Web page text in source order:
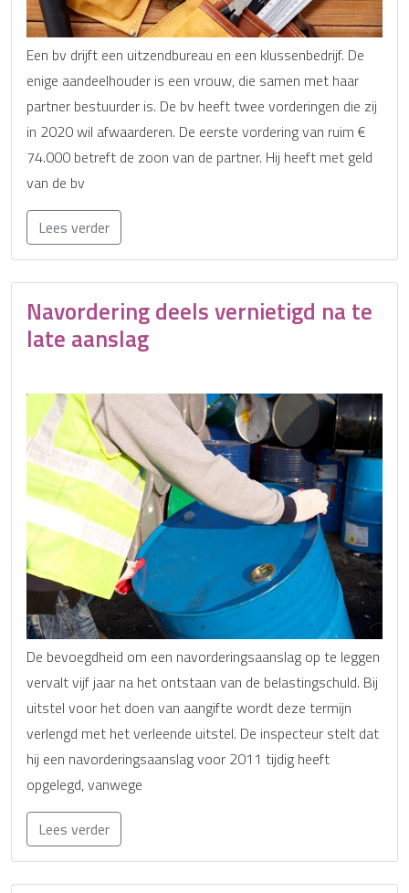
Een bv drijft een uitzendbureau en een klussenbedrijf. De
enige aandeelhouder is een vrouw, die samen met haar
partner bestuurder is. De bv heeft twee vorderingen die zij
in 2020 wil afwaarderen. De eerste vordering van ruim €
74.000 betreft de zoon van de partner. Hij heeft met geld
van de bv
Lees verder
Navordering deels vernietigd na te
late aanslag
De bevoegdheid om een navorderingsaanslag op te leggen
vervalt vijf jaar na het ontstaan van de belastingschuld. Bij
uitstel voor het doen van aangifte wordt deze termijn
verlengd met het verleende uitstel. De inspecteur stelt dat
hij een navorderingsaanslag voor 2011 tijdig heeft
opgelegd, vanwege
Lees verder